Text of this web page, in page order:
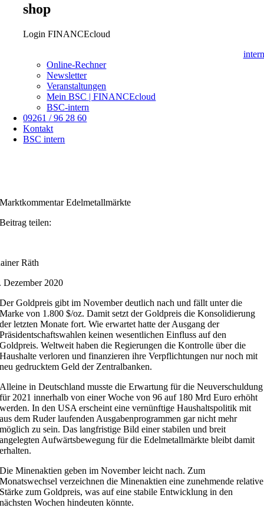
shop
Login FINANCEcloud
intern
Online-Rechner
Newsletter
Veranstaltungen
Mein BSC | FINANCEcloud
BSC-intern
09261 / 96 28 60
Kontakt
BSC intern
Marktkommentar Edelmetallmärkte
Beitrag teilen:
Räth
Dezember 2020
Der Goldpreis gibt im November deutlich nach und fällt unter die
Marke von 1.800 $/oz. Damit setzt der Goldpreis die Konsolidierung
der letzten Monate fort. Wie erwartet hatte der Ausgang der
Präsidentschaftswahlen keinen wesentlichen Einfluss auf den
Goldpreis. Weltweit haben die Regierungen die Kontrolle über die
Haushalte verloren und finanzieren ihre Verpflichtungen nur noch mit
neu gedrucktem Geld der Zentralbanken.
Alleine in Deutschland musste die Erwartung für die Neuverschuldung
für 2021 innerhalb von einer Woche von 96 auf 180 Mrd Euro erhöht
werden. In den USA erscheint eine vernünftige Haushaltspolitik mit
aus dem Ruder laufenden Ausgabenprogrammen gar nicht mehr
möglich zu sein. Das langfristige Bild einer stabilen und breit
angelegten Aufwärtsbewegung für die Edelmetallmärkte bleibt damit
erhalten.
Die Minenaktien geben im November leicht nach. Zum
Monatswechsel verzeichnen die Minenaktien eine zunehmende relative
Stärke zum Goldpreis, was auf eine stabile Entwicklung in den
nächsten Wochen hindeuten könnte.